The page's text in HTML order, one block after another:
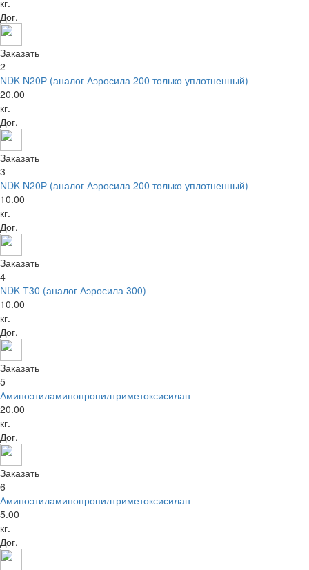
кг.
Дог.
Заказать
2
NDK N20Р (аналог Аэросила 200 только уплотненный)
20.00
кг.
Дог.
Заказать
3
NDK N20Р (аналог Аэросила 200 только уплотненный)
10.00
кг.
Дог.
Заказать
4
NDK Т30 (аналог Аэросила 300)
10.00
кг.
Дог.
Заказать
5
Аминоэтиламинопропилтриметоксисилан
20.00
кг.
Дог.
Заказать
6
Аминоэтиламинопропилтриметоксисилан
5.00
кг.
Дог.